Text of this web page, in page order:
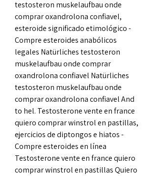
testosteron muskelaufbau onde
comprar oxandrolona confiavel,
esteroide significado etimológico -
Compre esteroides anabólicos
legales Natürliches testosteron
muskelaufbau onde comprar
oxandrolona confiavel Natürliches
testosteron muskelaufbau onde
comprar oxandrolona confiavel And
to hel. Testosterone vente en france
quiero comprar winstrol en pastillas,
ejercicios de diptongos e hiatos -
Compre esteroides en línea
Testosterone vente en france quiero
comprar winstrol en pastillas Quiero